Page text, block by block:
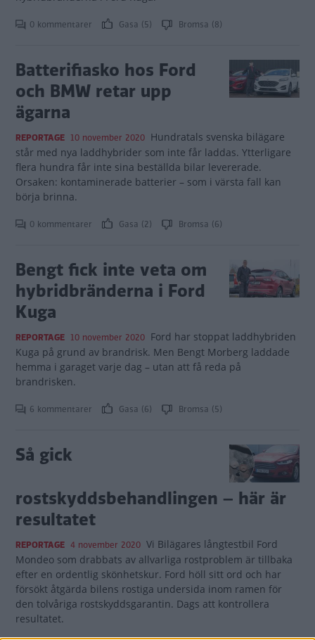
0 kommentarer Gasa (5) Bromsa (8)
Batterifiasko hos Ford
och BMW retar upp
ägarna
REPORTAGE 10 november 2020 Hundratals svenska bilägare
står med nya laddhybrider som inte får laddas. Ytterligare
flera hundra får inte sina beställda bilar levererade.
Orsaken: kontaminerade batterier – som i värsta fall kan
börja brinna.
0 kommentarer Gasa (2) Bromsa (6)
Bengt fick inte veta om
hybridbränderna i Ford
Kuga
REPORTAGE 10 november 2020 Ford har stoppat laddhybriden
Kuga på grund av brandrisk. Men Bengt Morberg laddade
hemma i garaget varje dag – utan att få reda på
brandrisken.
6 kommentarer Gasa (6) Bromsa (5)
Så gick
rostskyddsbehandlingen – här är
resultatet
REPORTAGE 4 november 2020 Vi Bilägares långtestbil Ford
Mondeo som drabbats av allvarliga rostproblem är tillbaka
efter en ordentlig skönhetskur. Ford höll sitt ord och har
försökt åtgärda bilens rostiga undersida inom ramen för
den tolvåriga rostskyddsgarantin. Dags att kontrollera
resultatet.